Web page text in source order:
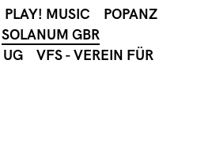
PLAY! MUSIC
POPANZ
SOLANUM GBR
UG
VFS - VEREIN FÜR